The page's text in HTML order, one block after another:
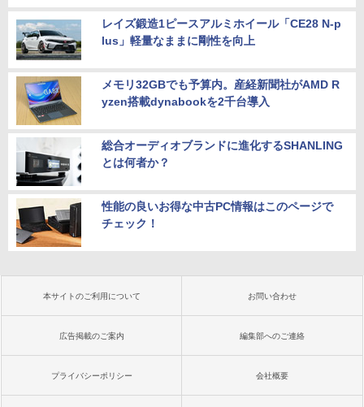
レイズ鍛造1ピースアルミホイール「CE28 N-p
lus」軽量なままに剛性を向上
メモリ32GBでも予算内。産経新聞社がAMD R
yzen搭載dynabookを2千台導入
総合オーディオブランドに進化するSHANLING
とは何者か？
性能の良いお得な中古PC情報はこのページで
チェック！
本サイトのご利用について お問い合わせ
広告掲載のご案内 編集部へのご連絡
プライバシーポリシー 会社概要